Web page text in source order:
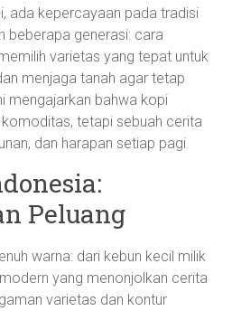
ada kepercayaan pada tradisi
beberapa generasi: cara
varietas yang tepat untuk
menjaga tanah agar tetap
mengajarkan bahwa kopi
tetapi sebuah cerita
dan harapan setiap pagi.
Peluang
warna: dari kebun kecil milik
yang menonjolkan cerita
varietas dan kontur